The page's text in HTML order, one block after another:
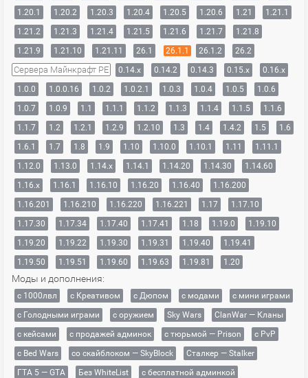
1.20.1
1.20.2 1.20.3 1.20.4 1.20.5 1.20.6 1.21
1.21.1
1.21.2
1.21.3 1.21.4 1.21.5 1.21.6 1.21.7
1.21.8
1.21.9
1.21.10 1.21.11 26.1 26.1.1 26.1.2 26.2
Сервера Майнкрафт PE 0.14.x 0.14.2 0.14.3 0.15.x
0.16.x
1.0.0
1.0.0.16 1.0.2 1.0.2.1 1.0.3 1.0.4 1.0.5
1.0.6
1.0.7
1.0.9 1.1 1.1.1 1.1.2 1.1.3 1.1.4 1.1.5
1.1.6
1.1.7
1.2 1.2.1 1.2.9 1.2.10 1.3 1.4 1.4.2 1.5
1.6
1.6.1
1.7 1.8 1.9 1.10 1.10.0 1.10.1 1.11
1.11.1
1.12.0
1.13.0 1.14.x 1.14.1 1.14.20 1.14.30
1.14.60
1.16.x
1.16.1 1.16.10 1.16.20 1.16.40
1.16.200
1.16.201
1.16.210 1.16.220 1.16.221 1.17
1.17.10
1.17.30
1.17.34 1.17.40 1.17.41 1.18 1.19.0
1.19.10
1.19.20
1.19.22 1.19.30 1.19.31 1.19.40
1.19.41
1.19.50
1.19.51 1.19.60 1.19.63 1.19.81 1.20
Моды и дополнения:
с 1000лвл c Креативом с Дюпом с модами
с мини играми
с Голодными играми
с оружием Sky Wars
ClanWar — Кланы
с кейсами
с продажей админок с тюрьмой — Prison
с PvP
с Bed Wars
со скайблоком — SkyBlock
Сталкер — Stalker
ГТА 5 — GTA
Без WhiteList
с бесплатной админкой